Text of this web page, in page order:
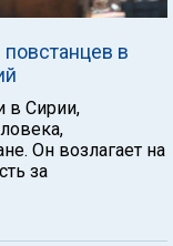
в
в Сирии,
Он возлагает на
за